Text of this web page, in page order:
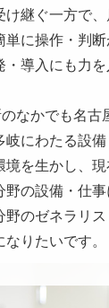
け継ぐ一方で
単に操作・判
・導入にも力
なかでも名古
岐にわたる設
境を生かし、
野の設備・仕
野のゼネラリ
りたいです。